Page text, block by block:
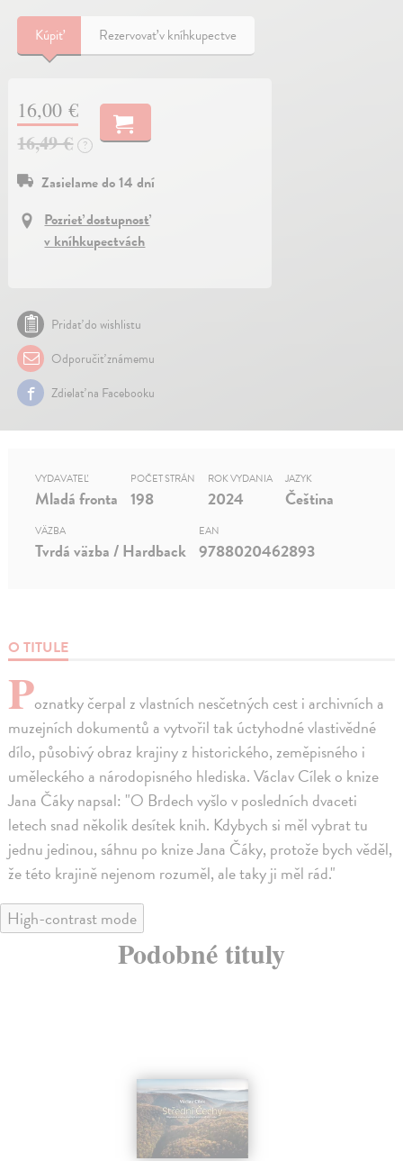
Kúpiť Rezervovať v kníhkupectve
16,00 €
16,49 €
?
Zasielame do 14 dní
Pozrieť dostupnosť
v kníhkupectvách
Pridať do wishlistu
Odporučiť známemu
Zdielať na Facebooku
O TITULE
Poznatky čerpal z vlastních nesčetných cest i archivních a
muzejních dokumentů a vytvořil tak úctyhodné vlastivědné
dílo, působivý obraz krajiny z historického, zeměpisného i
uměleckého a národopisného hlediska. Václav Cílek o knize
Jana Čáky napsal: "O Brdech vyšlo v posledních dvaceti
letech snad několik desítek knih. Kdybych si měl vybrat tu
jednu jedinou, sáhnu po knize Jana Čáky, protože bych věděl,
že této krajině nejenom rozuměl, ale taky ji měl rád."
VYDAVATEĽ
Mladá fronta
POČET STRÁN
198
ROK VYDANIA
2024
JAZYK
Čeština
VÄZBA
Tvrdá väzba / Hardback
EAN
9788020462893
High-contrast mode
Podobné tituly